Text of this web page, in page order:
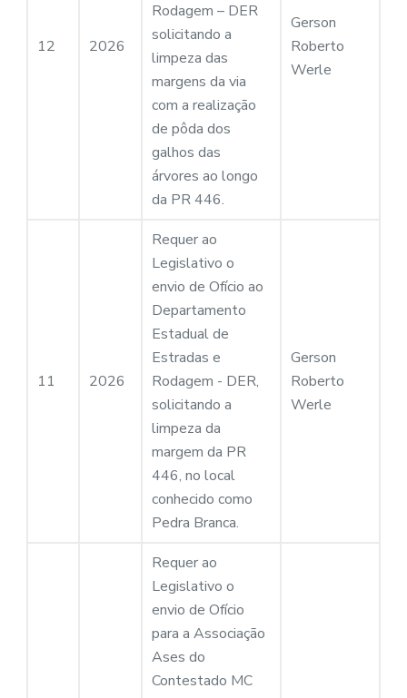
12 2026
Rodagem – DER
solicitando a
limpeza das
margens da via
com a realização
de pôda dos
galhos das
árvores ao longo
da PR 446.
Gerson
Roberto
Werle
11 2026
Requer ao
Legislativo o
envio de Ofício ao
Departamento
Estadual de
Estradas e
Rodagem - DER,
solicitando a
limpeza da
margem da PR
446, no local
conhecido como
Pedra Branca.
Gerson
Roberto
Werle
Requer ao
Legislativo o
envio de Ofício
para a Associação
Ases do
Contestado MC